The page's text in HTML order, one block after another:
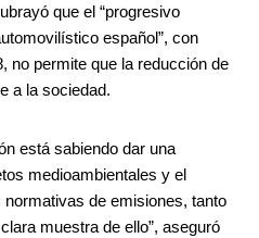
que el “progresivo
español”, con
no permite que la reducción de
a la sociedad.
está sabiendo dar una
medioambientales y el
de emisiones, tanto
muestra de ello”, aseguró